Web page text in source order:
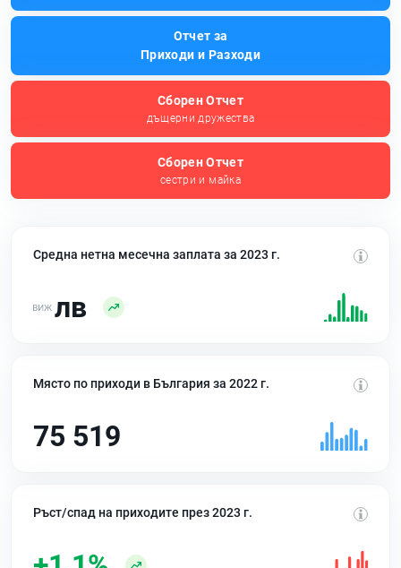
Отчет за
Приходи и Разходи
Сборен Отчет
дъщерни дружества
Сборен Отчет
сестри и майка
Средна нетна месечна заплата за 2023 г.
лв
Място по приходи в България за 2022 г.
75 519
Ръст/спад на приходите през 2023 г.